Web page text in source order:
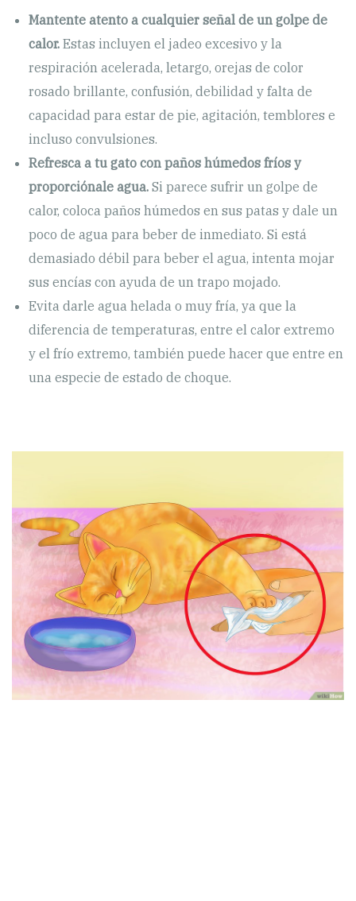
Mantente atento a cualquier señal de un golpe de
calor.Estas incluyen el jadeo excesivo y la
respiración acelerada, letargo, orejas de color
rosado brillante, confusión, debilidad y falta de
capacidad para estar de pie, agitación, temblores e
incluso convulsiones.
Refresca a tu gato con paños húmedos fríos y
proporciónale agua.Si parece sufrir un golpe de
calor, coloca paños húmedos en sus patas y dale un
poco de agua para beber de inmediato. Si está
demasiado débil para beber el agua, intenta mojar
sus encías con ayuda de un trapo mojado.
Evita darle agua helada o muy fría, ya que la
diferencia de temperaturas, entre el calor extremo
y el frío extremo, también puede hacer que entre en
una especie de estado de choque.